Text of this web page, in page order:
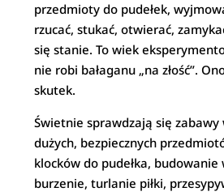
przedmioty do pudełek,
rzucać, stukać, otwierać,
się stanie. To wiek
nie robi bałaganu „na złość”.
skutek.
Świetnie sprawdzają się
dużych, bezpiecznych
klocków do pudełka, budowanie
burzenie, turlanie piłki,